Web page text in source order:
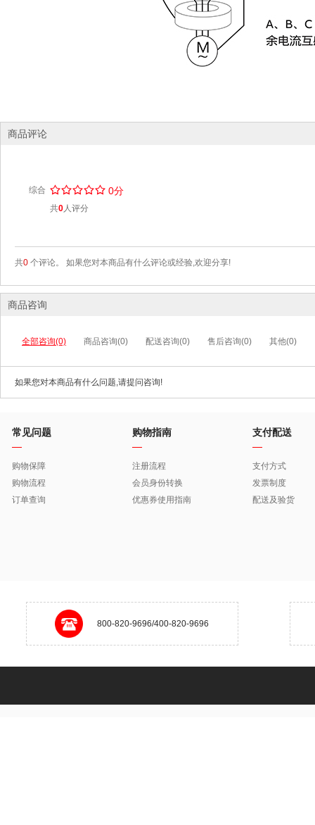
商品评论
综合 /////
..... 0分
共0人评分
共0 个评论。 如果您对本商品有什么评论或经验,欢迎分享!
商品咨询
全部咨询(0) 商品咨询(0) 配送咨询(0) 售后咨询(0) 其他(0)
如果您对本商品有什么问题,请提问咨询!
常见问题
购物保障
购物流程
订单查询
购物指南
注册流程
会员身份转换
优惠券使用指南
支付配送
支付方式
发票制度
配送及验货
800-820-9696/400-820-9696